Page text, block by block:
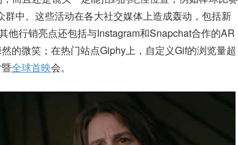
中。这些活动在各大社交媒体上造成轰动，包括新
他行销亮点还包括与Instagram和Snapchat合作的AR
的微笑；在热门站点Giphy上，自定义Gif的浏览量超
全球首映会。